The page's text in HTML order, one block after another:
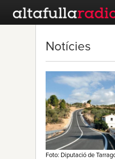
Notícies
Foto: Diputació de